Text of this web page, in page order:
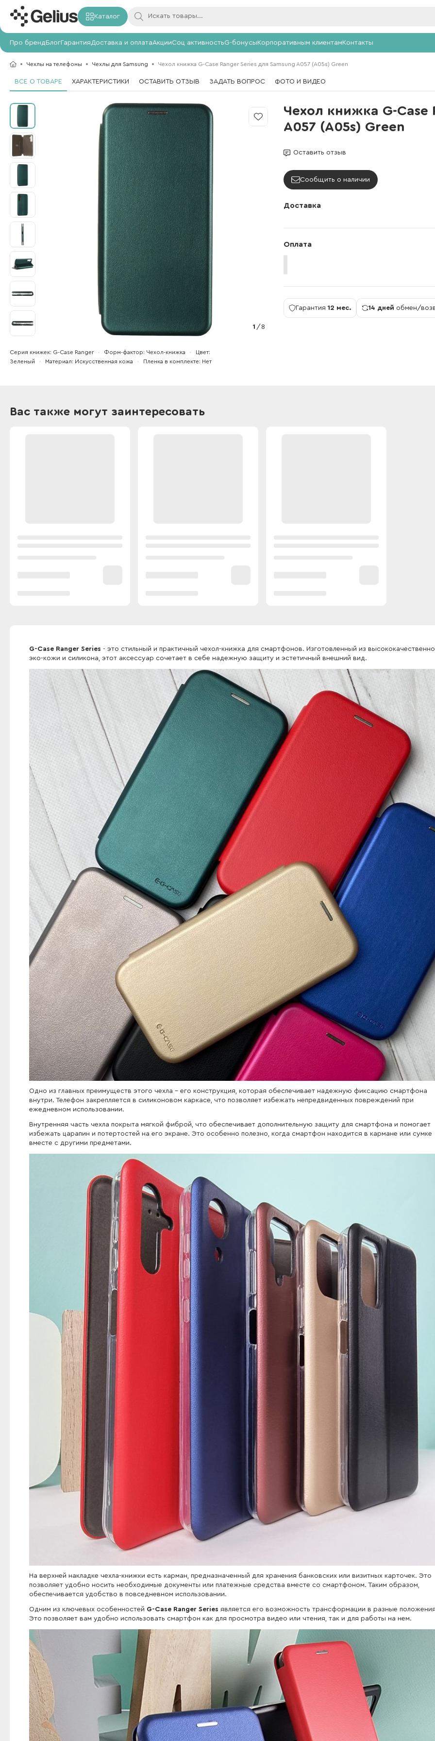
Каталог
Про брендБлогГарантия Доставка и оплатаАкцииСоц активностьG-бонусыКорпоративным клиентамКонтакты
Чехлы на телефоны Чехлы для Samsung Чехол книжка G-Case Ranger Series для Samsung A057 (A05s) Green
ВСЕ О ТОВАРЕ ХАРАКТЕРИСТИКИ ОСТАВИТЬ ОТЗЫВ ЗАДАТЬ ВОПРОС ФОТО И ВИДЕО
Чехол книжка G-Case
A057 (A05s) Green
Оставить отзыв
1 / 8
Серия книжек G-Case Ranger Форм-фактор Чехол-книжка
Цвет
Зеленый
Материал Искусственная кожа Пленка в комплекте Нет
Сообщить о наличии
Доставка
Оплата
Гарантия 12 мес. 14 дней обмен/
Вас также могут заинтересовать
G-Case Ranger Series - это стильный и практичный чехол-книжка для смартфонов. Изготовленный из
эко-кожи и силикона, этот аксессуар сочетает в себе надежную защиту и эстетичный внешний вид.
Одно из главных преимуществ этого чехла - его конструкция, которая обеспечивает надежную фиксацию смартфона
внутри. Телефон закрепляется в силиконовом каркасе, что позволяет избежать непредвиденных повреждений при
ежедневном использовании.
Внутренняя часть чехла покрыта мягкой фиброй, что обеспечивает дополнительную защиту для смартфона и помогает
избежать царапин и потертостей на его экране. Это особенно полезно, когда смартфон находится в кармане или сумке
вместе с другими предметами.
На верхней накладке чехла-книжки есть карман, предназначенный для хранения банковских или визитных карточек. Это
позволяет удобно носить необходимые документы или платежные средства вместе со смартфоном. Таким образом,
обеспечивается удобство в повседневном использовании.
Одним из ключевых особенностей G-Case Ranger Series является его возможность трансформации в разные
Это позволяет вам удобно использовать смартфон как для просмотра видео или чтения, так и для работы на нем.